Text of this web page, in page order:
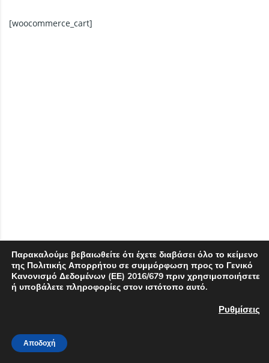
[woocommerce_cart]
Παρακαλούμε βεβαιωθείτε ότι έχετε διαβάσει όλο το κείμενο
της Πολιτικής Απορρήτου σε συμμόρφωση προς το Γενικό
Κανονισμό Δεδομένων (ΕΕ) 2016/679 πριν χρησιμοποιήσετε
ή υποβάλετε πληροφορίες στον ιστότοπο αυτό.
Ρυθμίσεις
Αποδοχή